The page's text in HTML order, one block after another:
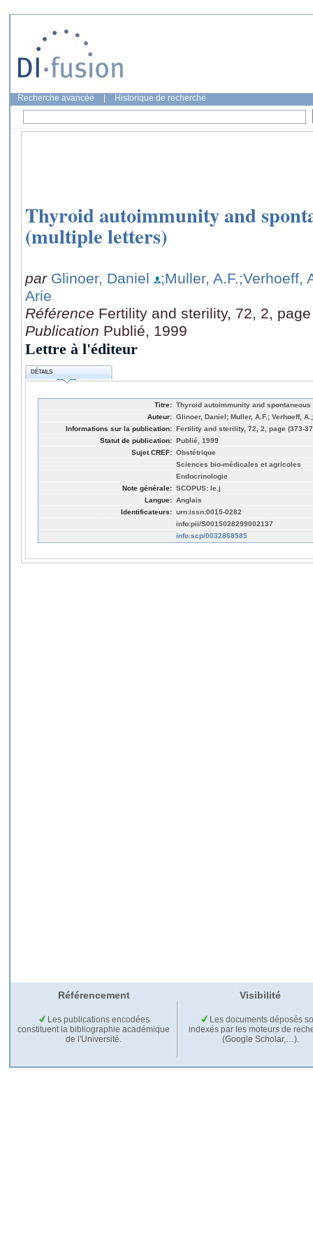
Recherche avancée Historique de recherche
Thyroid autoimmunity and
(multiple letters)
par Glinoer, Daniel ;Muller, A.F.;Verhoeff,
Arie
Référence Fertility and sterility, 72, 2,
Publication Publié, 1999
Lettre à l'éditeur
DÉTAILS
Titre: Thyroid autoimmunity and
Auteur: Glinoer, Daniel; Muller, A.F.; Verhoeff,
Informations sur la publication: Fertility and sterility, 72, 2, page (373-
Statut de publication: Publié, 1999
Sujet CREF: Obstétrique
Sciences bio-médicales et agricoles
Endocrinologie
Note générale: SCOPUS: le.j
Langue: Anglais
Identificateurs: urn:issn:0015-0282
info:pii/S0015028299002137
info:scp/0032868585
Référencement Visibilité
Les publications encodées
constituent la bibliographie académique
de l'Université.
Les documents déposés
indexés par les moteurs de
(Google Scholar,…).